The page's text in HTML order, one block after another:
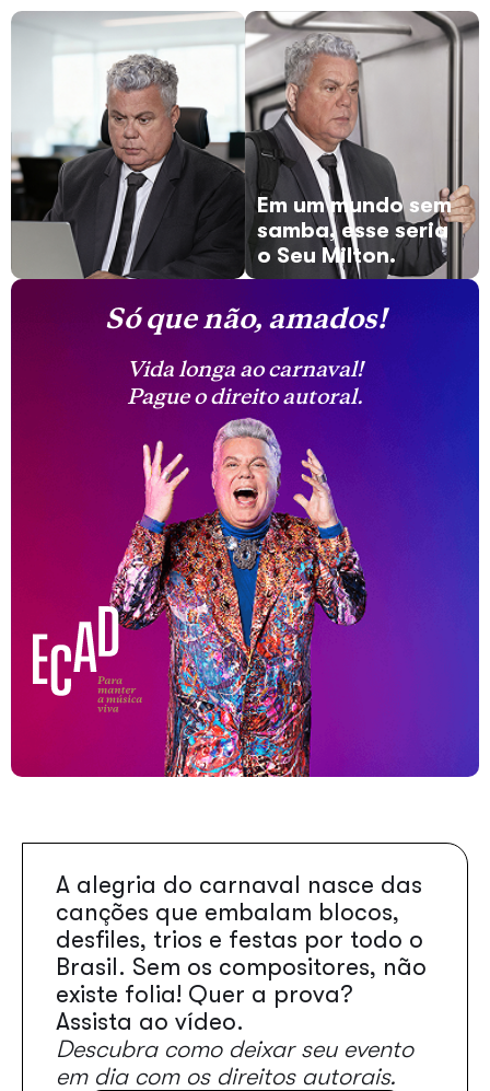
Em um mundo sem
samba, esse seria
o Seu Milton.
Só que não, amados!
Vida longa ao carnaval!
Pague o direito autoral.
A alegria do carnaval nasce das
canções que embalam blocos,
desfiles, trios e festas por todo o
Brasil. Sem os compositores, não
existe folia! Quer a prova?
Assista ao vídeo.
Descubra como deixar seu evento
em dia com os direitos autorais.